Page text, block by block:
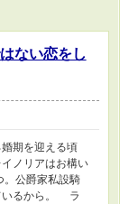
ない恋をし
期を迎える頃
ノリアはお構い
公爵家私設騎
いるから。 ラ